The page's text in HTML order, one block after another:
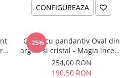
CONFIGUREAZA
-25%
Colier cu pandantiv Oval din
argint si cristal - Magia incepe
cu tine
254,00 RON
190,50 RON